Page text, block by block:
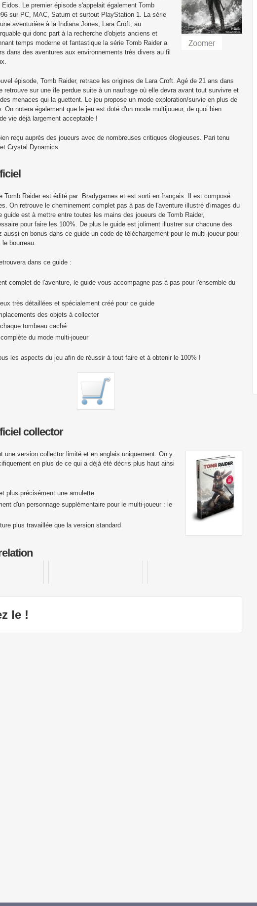
Le premier épisode s'appelait également Tomb
sur PC, MAC, Saturn et surtout PlayStation 1. La série
aventurière à la Indiana Jones, Lara Croft, au
qui donc part à la recherche d'objets anciens et
temps moderne et fantastique la série Tomb Raider a
dans des aventures aux environnements très divers au fil
épisode, Tomb Raider, retrace les origines de Lara Croft. Agé de 21 ans dans
retrouve sur une île perdue suite à un naufrage où elle devra avant tout survivre et
menaces qui la guettent. Le jeu propose un mode exploration/survie en plus de
On notera également que le jeu est doté d'un mode multijoueur, de quoi bien
vie déjà largement acceptable !
reçu auprès des joueurs avec de nombreuses critiques élogieuses. Pari tenu
Crystal Dynamics
Tomb Raider est édité par Bradygames et est sorti en français. Il est composé
On retrouve le cheminement complet pas à pas de l'aventure illustré d'images du
guide est à mettre entre toutes les mains des joueurs de Tomb Raider,
pour faire les 100%. De plus le guide est joliment illustrer sur chacune des
aussi en bonus dans ce guide un code de téléchargement pour le multi-joueur pour
bourreau.
dans ce guide :
complet de l'aventure, le guide vous accompagne pas à pas pour l'ensemble du
très détaillées et spécialement créé pour ce guide
des objets à collecter
tombeau caché
du mode multi-joueur
les aspects du jeu afin de réussir à tout faire et à obtenir le 100% !
collector
une version collector limité et en anglais uniquement. On y
en plus de ce qui a déjà été décris plus haut ainsi
plus précisément une amulette.
d'un personnage supplémentaire pour le multi-joueur : le
plus travaillée que la version standard
le !